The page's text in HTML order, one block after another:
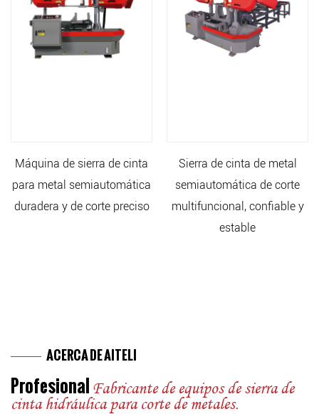
de sierra de cinta
semiautomática
y de corte preciso
Sierra de cinta de metal
semiautomática de corte
multifuncional, confiable y
de
ACERCA DE AITELI
Profesional Fabricante de equipos de sierra de
cinta hidráulica para corte de metales.